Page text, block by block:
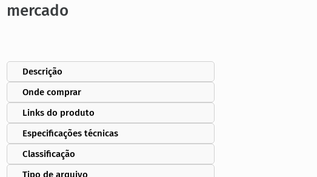
mercado
Descrição
Onde comprar
Links do produto
Especificações técnicas
Classificação
Tipo de arquivo